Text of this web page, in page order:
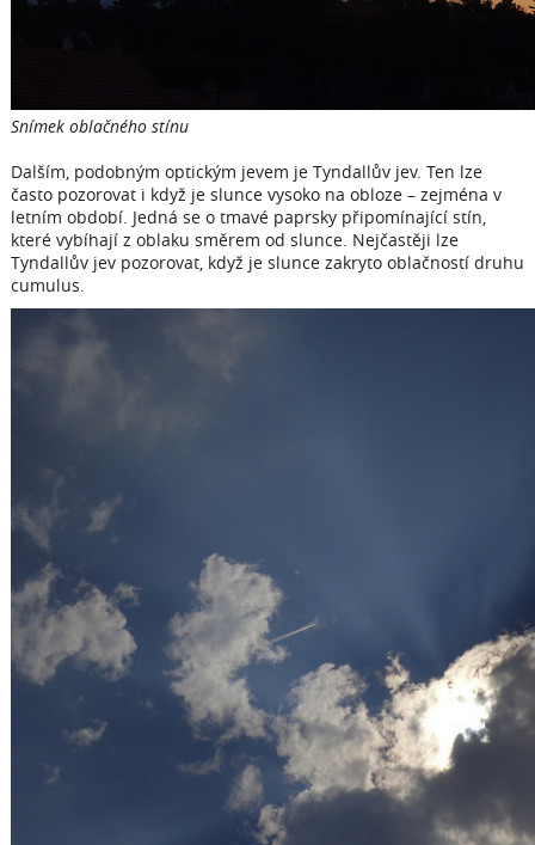
Snímek oblačného stínu
Dalším, podobným optickým jevem je Tyndallův jev. Ten lze
často pozorovat i když je slunce vysoko na obloze – zejména v
letním období. Jedná se o tmavé paprsky připomínající stín,
které vybíhají z oblaku směrem od slunce. Nejčastěji lze
Tyndallův jev pozorovat, když je slunce zakryto oblačností druhu
cumulus.